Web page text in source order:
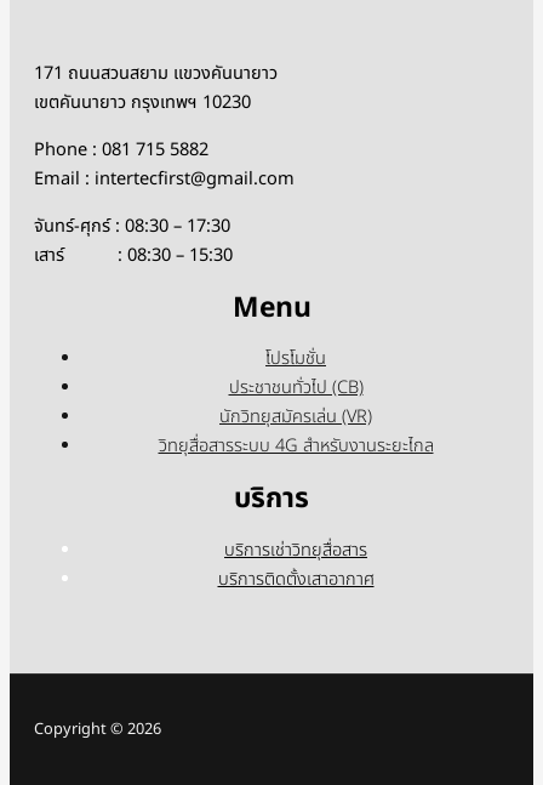
171 ถนนสวนสยาม แขวงคันนายาว
เขตคันนายาว กรุงเทพฯ 10230
Phone : 081 715 5882
Email : intertecfirst@gmail.com
จันทร์-ศุกร์ : 08:30 – 17:30
เสาร์ : 08:30 – 15:30
Menu
โปรโมชั่น
ประชาชนทั่วไป (CB)
นักวิทยุสมัครเล่น (VR)
วิทยุสื่อสารระบบ 4G สำหรับงานระยะไกล
บริการ
บริการเช่าวิทยุสื่อสาร
บริการติดตั้งเสาอากาศ
Copyright © 2026